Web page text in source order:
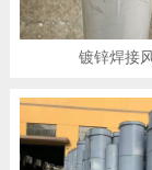
镀锌焊接